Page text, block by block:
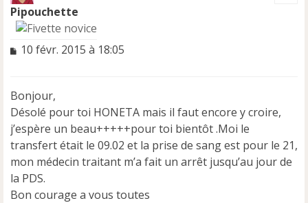
Pipouchette
M
a
g
e
n
o
n
l
u
10 févr. 2015 à 18:05
Bonjour,
Désolé pour toi HONETA mais il faut encore y croire,
j’espère un beau+++++pour toi bientôt .Moi le
transfert était le 09.02 et la prise de sang est pour le 21,
mon médecin traitant m’a fait un arrêt jusqu’au jour de
la PDS.
Bon courage a vous toutes